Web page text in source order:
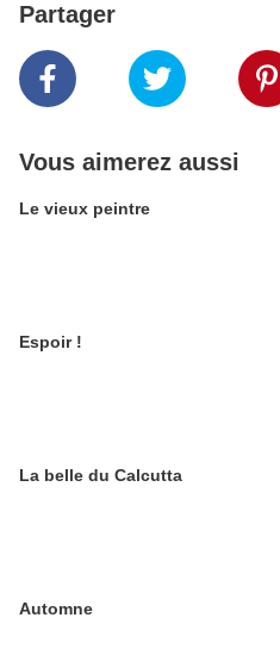
Partager
Vous aimerez aussi
Le vieux peintre
Espoir !
La belle du Calcutta
Automne